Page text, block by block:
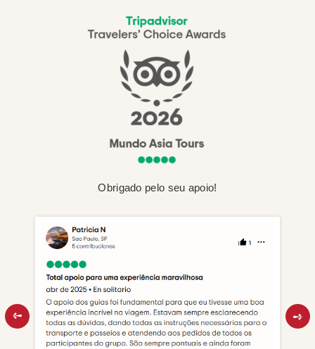
Obrigado pelo seu apoio!